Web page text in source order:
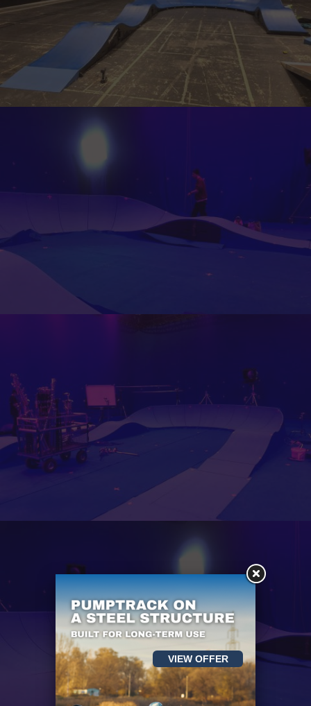
VIEW OFFER